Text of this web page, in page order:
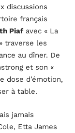
discussions
français
Piafavec « La
traverse les
au dîner. De
et son «
dose d’émotion,
à table.
jamais
Etta James